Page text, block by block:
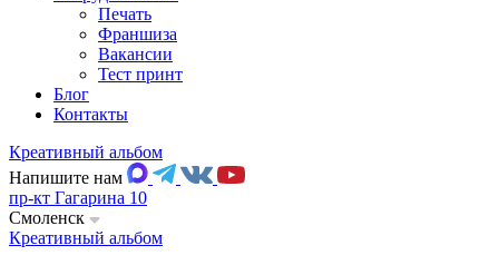
Печать
Франшиза
Вакансии
Тест принт
Блог
Контакты
Креативный альбом
Напишите нам
пр-кт Гагарина 10
Смоленск
Креативный альбом